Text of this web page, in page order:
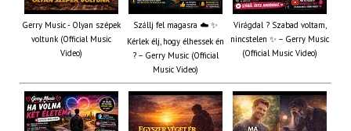
Gerry Music - Olyan szépek
voltunk (Official Music
Video)
Szállj fel magasra ☁️ ✨
Kérlek élj, hogy élhessek én
? – Gerry Music (Official
Music Video)
Virágdal ? Szabad voltam,
nincstelen ✨ – Gerry Music
(Official Music Video)